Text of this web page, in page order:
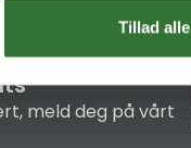
Tillad alle
meld deg på vårt